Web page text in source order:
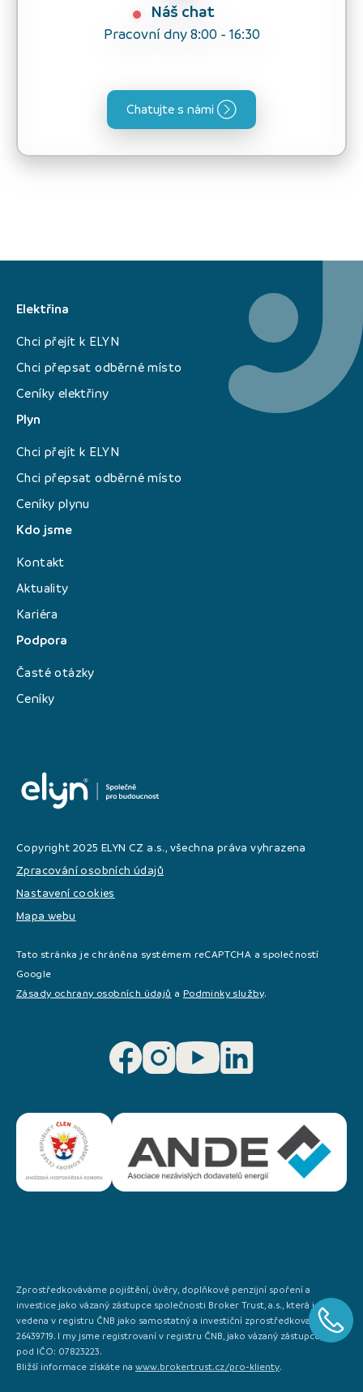
Náš chat
Pracovní dny 8:00 - 16:30
Chatujte s námi
Elektřina
Chci přejít k ELYN
Chci přepsat odběrné místo
Ceníky elektřiny
Plyn
Chci přejít k ELYN
Chci přepsat odběrné místo
Ceníky plynu
Kdo jsme
Kontakt
Aktuality
Kariéra
Podpora
Časté otázky
Ceníky
Copyright 2025 ELYN CZ a.s., všechna práva vyhrazena
Zpracování osobních údajů
Nastavení cookies
Mapa webu
Tato stránka je chráněna systémem reCAPTCHA a společností
Google
Zásady ochrany osobních údajů a Podminky služby.
Zprostředkováváme pojištění, úvěry, doplňkové penzijní spoření a
investice jako vázaný zástupce společnosti Broker Trust, a.s., která je
vedena v registru ČNB jako samostatný a investiční zprostředkovatel IČO:
26439719. I my jsme registrovaní v registru ČNB, jako vázaný zástupce, a to
pod IČO: 07823223.
Bližší informace získáte na www.brokertrust.cz/pro-klienty.